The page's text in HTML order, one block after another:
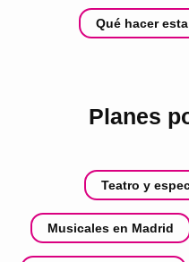
Qué hacer
Planes
Teatro y
Musicales en Madrid